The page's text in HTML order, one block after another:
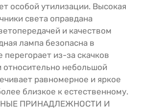
особой утилизации. Высокая
света оправдана
и качеством
лампа безопасна в
перегорает из-за скачков
небольшой
равномерное и яркое
близкое к естественному.
ПРИНАДЛЕЖНОСТИ И